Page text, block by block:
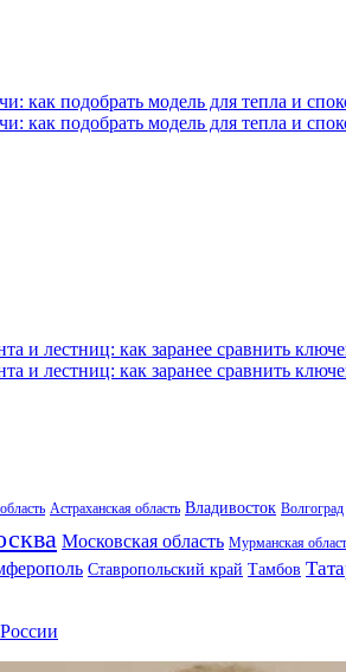
как подобрать модель для тепла и
как подобрать модель для тепла и
и лестниц: как заранее сравнить
и лестниц: как заранее сравнить
Астраханская область Владивосток Волгоград
Московская область Мурманская
Ставропольский край Тамбов